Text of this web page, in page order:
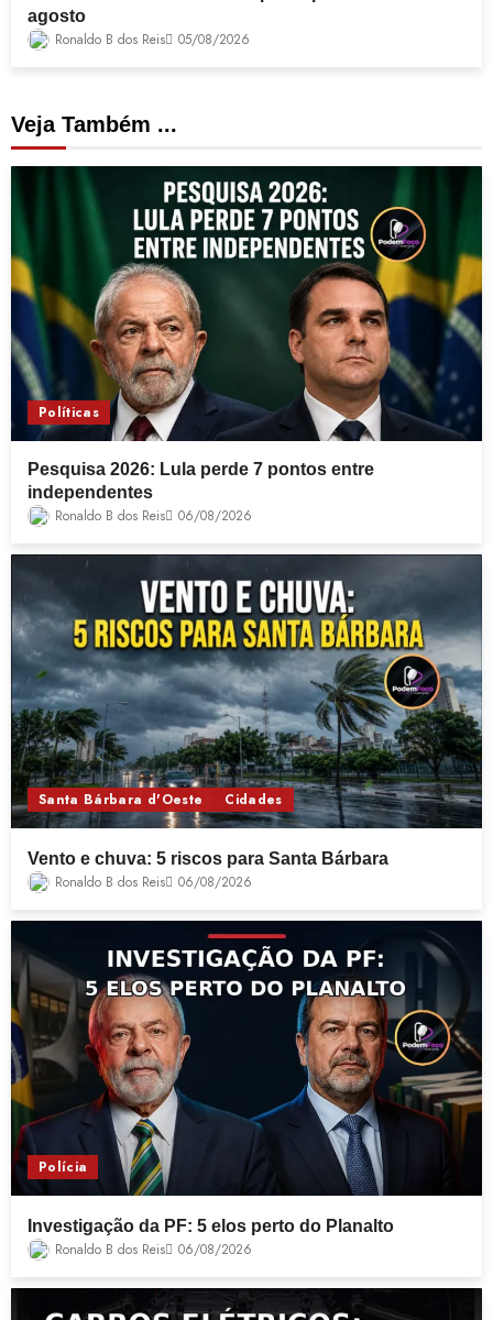
agosto
Ronaldo B dos Reis 05/08/2026
Veja Também ...
Políticas
Pesquisa 2026: Lula perde 7 pontos entre
independentes
Ronaldo B dos Reis 06/08/2026
Santa Bárbara d'Oeste Cidades
Vento e chuva: 5 riscos para Santa Bárbara
Ronaldo B dos Reis 06/08/2026
Polícia
Investigação da PF: 5 elos perto do Planalto
Ronaldo B dos Reis 06/08/2026